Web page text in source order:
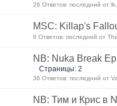
26 Ответов: последний от
MSC: Killap's
6 Ответов: последний от
NB: Nuka Break
Страницы: 2
36 Ответов: последний от
NB: Тим и Крис в